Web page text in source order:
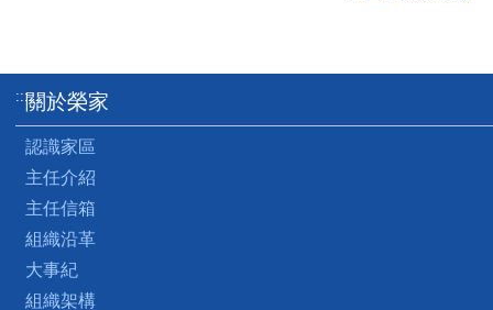
:::關於榮家
認識家區
主任介紹
主任信箱
組織沿革
大事紀
組織架構